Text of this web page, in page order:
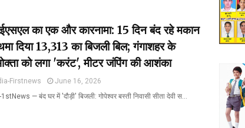
का एक और कारनामा: 15 दिन बंद रहे मकान
दिया ₹13,313 का बिजली बिल; गंगाशहर के
को लगा 'करंट', मीटर जंपिंग की आशंका
Firstnews
June 16, 2026
​— बंद घर में 'दौड़ी' बिजली: गोपेश्वर बस्ती निवासी सीता देवी स…